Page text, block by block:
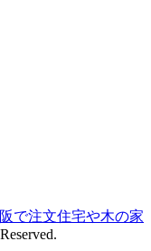
で注文住宅や木の家